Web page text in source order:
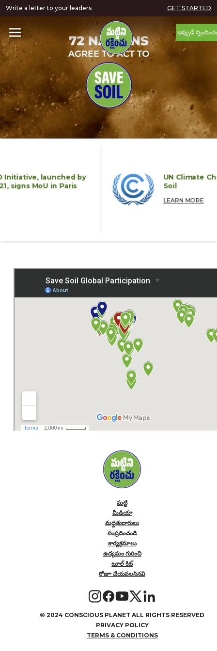
Write a letter to your leaders GET STARTED
ఇప్పుడే
launched by
signs MoU in Paris
UN Climate
Soil
LEARN MORE
మట్టి
మీడియా
మద్దతుదారులు
సంప్రదించండి
కార్యక్రమాలు
ఉద్యమం గురించి
టూల్ కిట్
రోజూ చేయవలసినవి
© 2024 CONSCIOUS PLANET ALL RIGHTS RESERVED
PRIVACY POLICY
TERMS & CONDITIONS